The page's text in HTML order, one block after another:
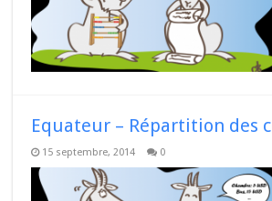
Equateur – Répartition des
15 septembre, 2014 0